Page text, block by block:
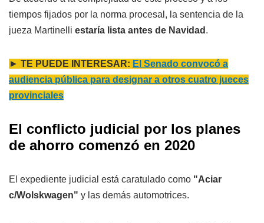
tiempos fijados por la norma procesal, la sentencia de la
jueza Martinelli estaría lista antes de Navidad .
► TE PUEDE INTERESAR: El Senado convocó a
audiencia pública para designar a otros cuatro jueces
provinciales
El conflicto judicial por los planes
de ahorro comenzó en 2020
El expediente judicial está caratulado como "Aciar
c/Wolskwagen" y las demás automotrices.